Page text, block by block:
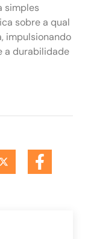
simples
sobre a qual
impulsionando
a durabilidade